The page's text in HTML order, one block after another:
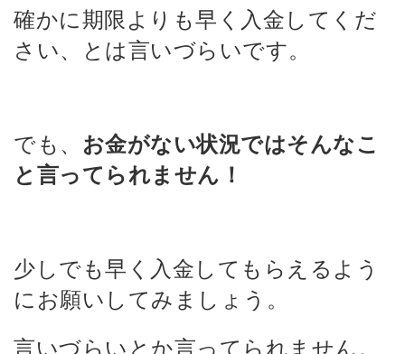
確かに期限よりも早く入金してくだ
さい、とは言いづらいです。
でも、 お金がない状況ではそんなこ
と言ってられません！
少しでも早く入金してもらえるよう
にお願いしてみましょう。
言いづらいとか言ってられません。